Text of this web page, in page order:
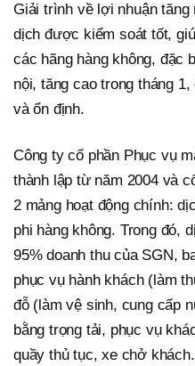
Giải trình về lợi nhuận
dịch được kiểm soát tốt,
các hãng hàng không, đặc
nội, tăng cao trong tháng
và ổn định.
Công ty cổ phần Phục vụ
thành lập từ năm 2004 và
2 mảng hoạt động chính:
phi hàng không. Trong đó,
95% doanh thu của SGN,
phục vụ hành khách (làm
đỗ (làm vệ sinh, cung cấp
bằng trọng tải, phục vụ
quầy thủ tục, xe chở